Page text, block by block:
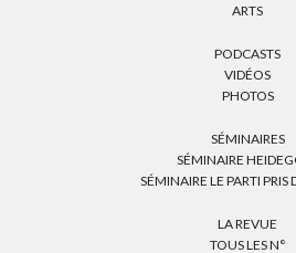
ARTS
PODCASTS
VIDÉOS
PHOTOS
SÉMINAIRES
SÉMINAIRE
SÉMINAIRE LE PARTI PRIS
LA REVUE
TOUS LES N°